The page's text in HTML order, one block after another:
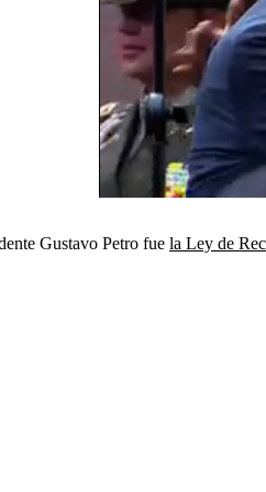
Gustavo Petro fue la Ley de